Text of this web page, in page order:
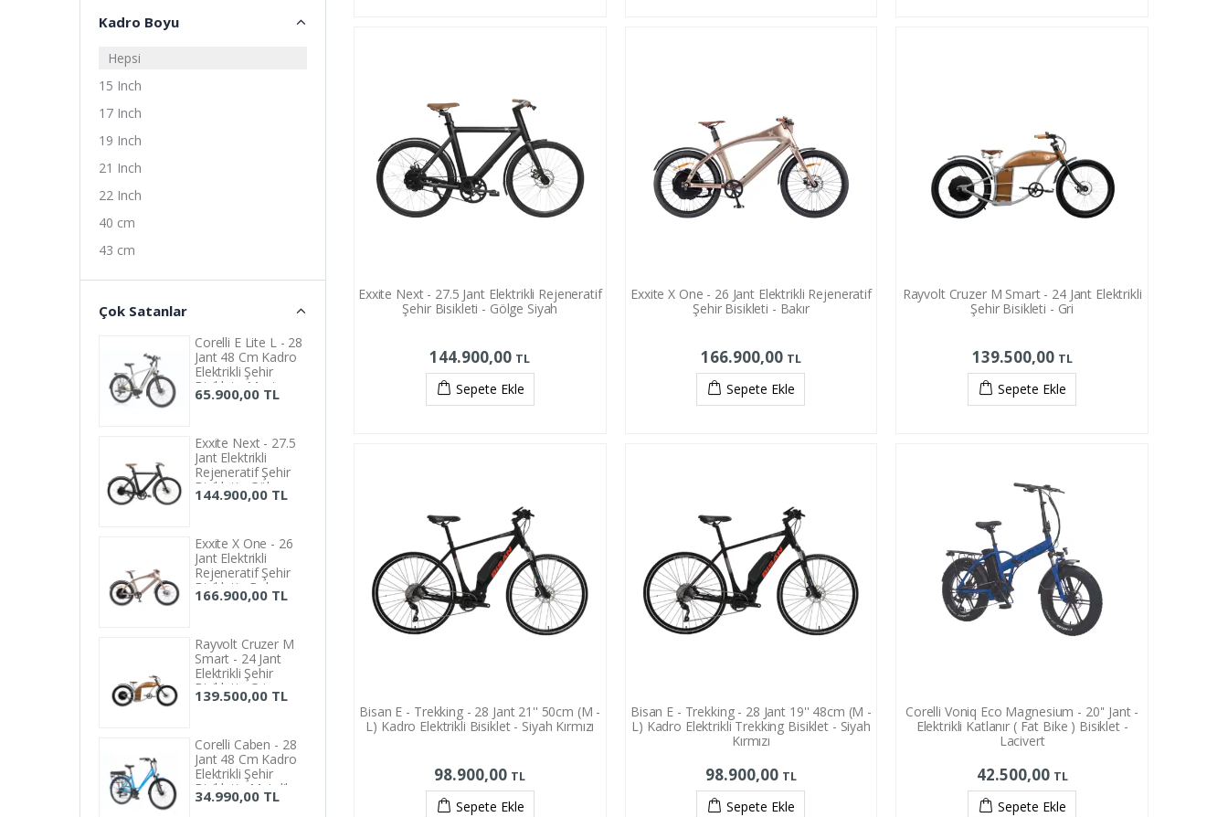
Exxite Next - 27.5 Jant Elektrikli Rejeneratif
Şehir Bisikleti - Gölge Siyah
144.900,00 TL
Sepete Ekle
Exxite X One - 26 Jant Elektrikli Rejeneratif
Şehir Bisikleti - Bakır
166.900,00 TL
Sepete Ekle
Rayvolt Cruzer M Smart - 24 Jant Elektrikli
Şehir Bisikleti - Gri
139.500,00 TL
Sepete Ekle
Bisan E - Trekking - 28 Jant 21'' 50cm (M -
L) Kadro Elektrikli Bisiklet - Siyah Kırmızı
98.900,00 TL
Sepete Ekle
Bisan E - Trekking - 28 Jant 19'' 48cm (M -
L) Kadro Elektrikli Trekking Bisiklet - Siyah
Kırmızı
98.900,00 TL
Sepete Ekle
Corelli Voniq Eco Magnesium - 20'' Jant -
Elektrikli Katlanır ( Fat Bike ) Bisiklet -
Lacivert
42.500,00 TL
Sepete Ekle
Kadro Boyu
Hepsi
15 Inch
17 Inch
19 Inch
21 Inch
22 Inch
40 cm
43 cm
47 cm
48 cm
53 cm
54 cm
Çok Satanlar
Corelli E Lite L - 28
Jant 48 Cm Kadro
Elektrikli Şehir
Bisiklet - Mavi
65.900,00 TL
Exxite Next - 27.5
Jant Elektrikli
Rejeneratif Şehir
Bisikleti - Gölge
Siyah
144.900,00 TL
Exxite X One - 26
Jant Elektrikli
Rejeneratif Şehir
Bisikleti - Bakır
166.900,00 TL
Rayvolt Cruzer M
Smart - 24 Jant
Elektrikli Şehir
Bisikleti - Gri
139.500,00 TL
Corelli Caben - 28
Jant 48 Cm Kadro
Elektrikli Şehir
Bisikleti - Metalik
Açık Mavi
34.990,00 TL